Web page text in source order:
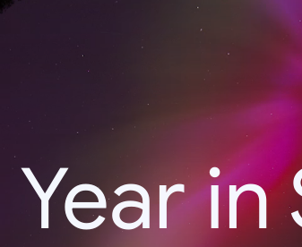
Year